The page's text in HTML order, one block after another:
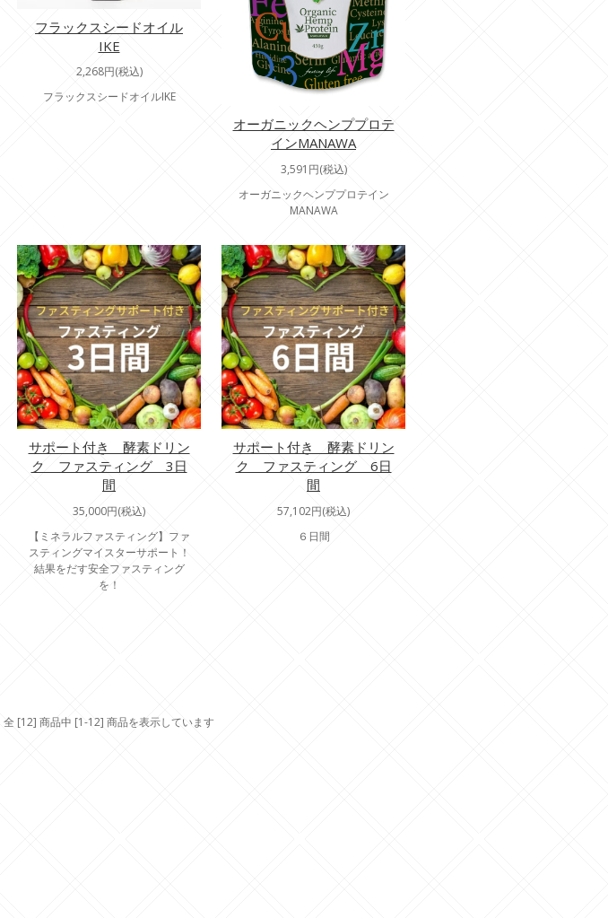
フラックスシードオイル
IKE
2,268円(税込)
フラックスシードオイルIKE
オーガニックヘンププロテ
インMANAWA
3,591円(税込)
オーガニックヘンププロテイン
MANAWA
サポート付き 酵素ドリン
ク ファスティング 3日
間
35,000円(税込)
【ミネラルファスティング】ファ
スティングマイスターサポート！
結果をだす安全ファスティング
を！
サポート付き 酵素ドリン
ク ファスティング 6日
間
57,102円(税込)
６日間
全 [12] 商品中 [1-12] 商品を表示しています